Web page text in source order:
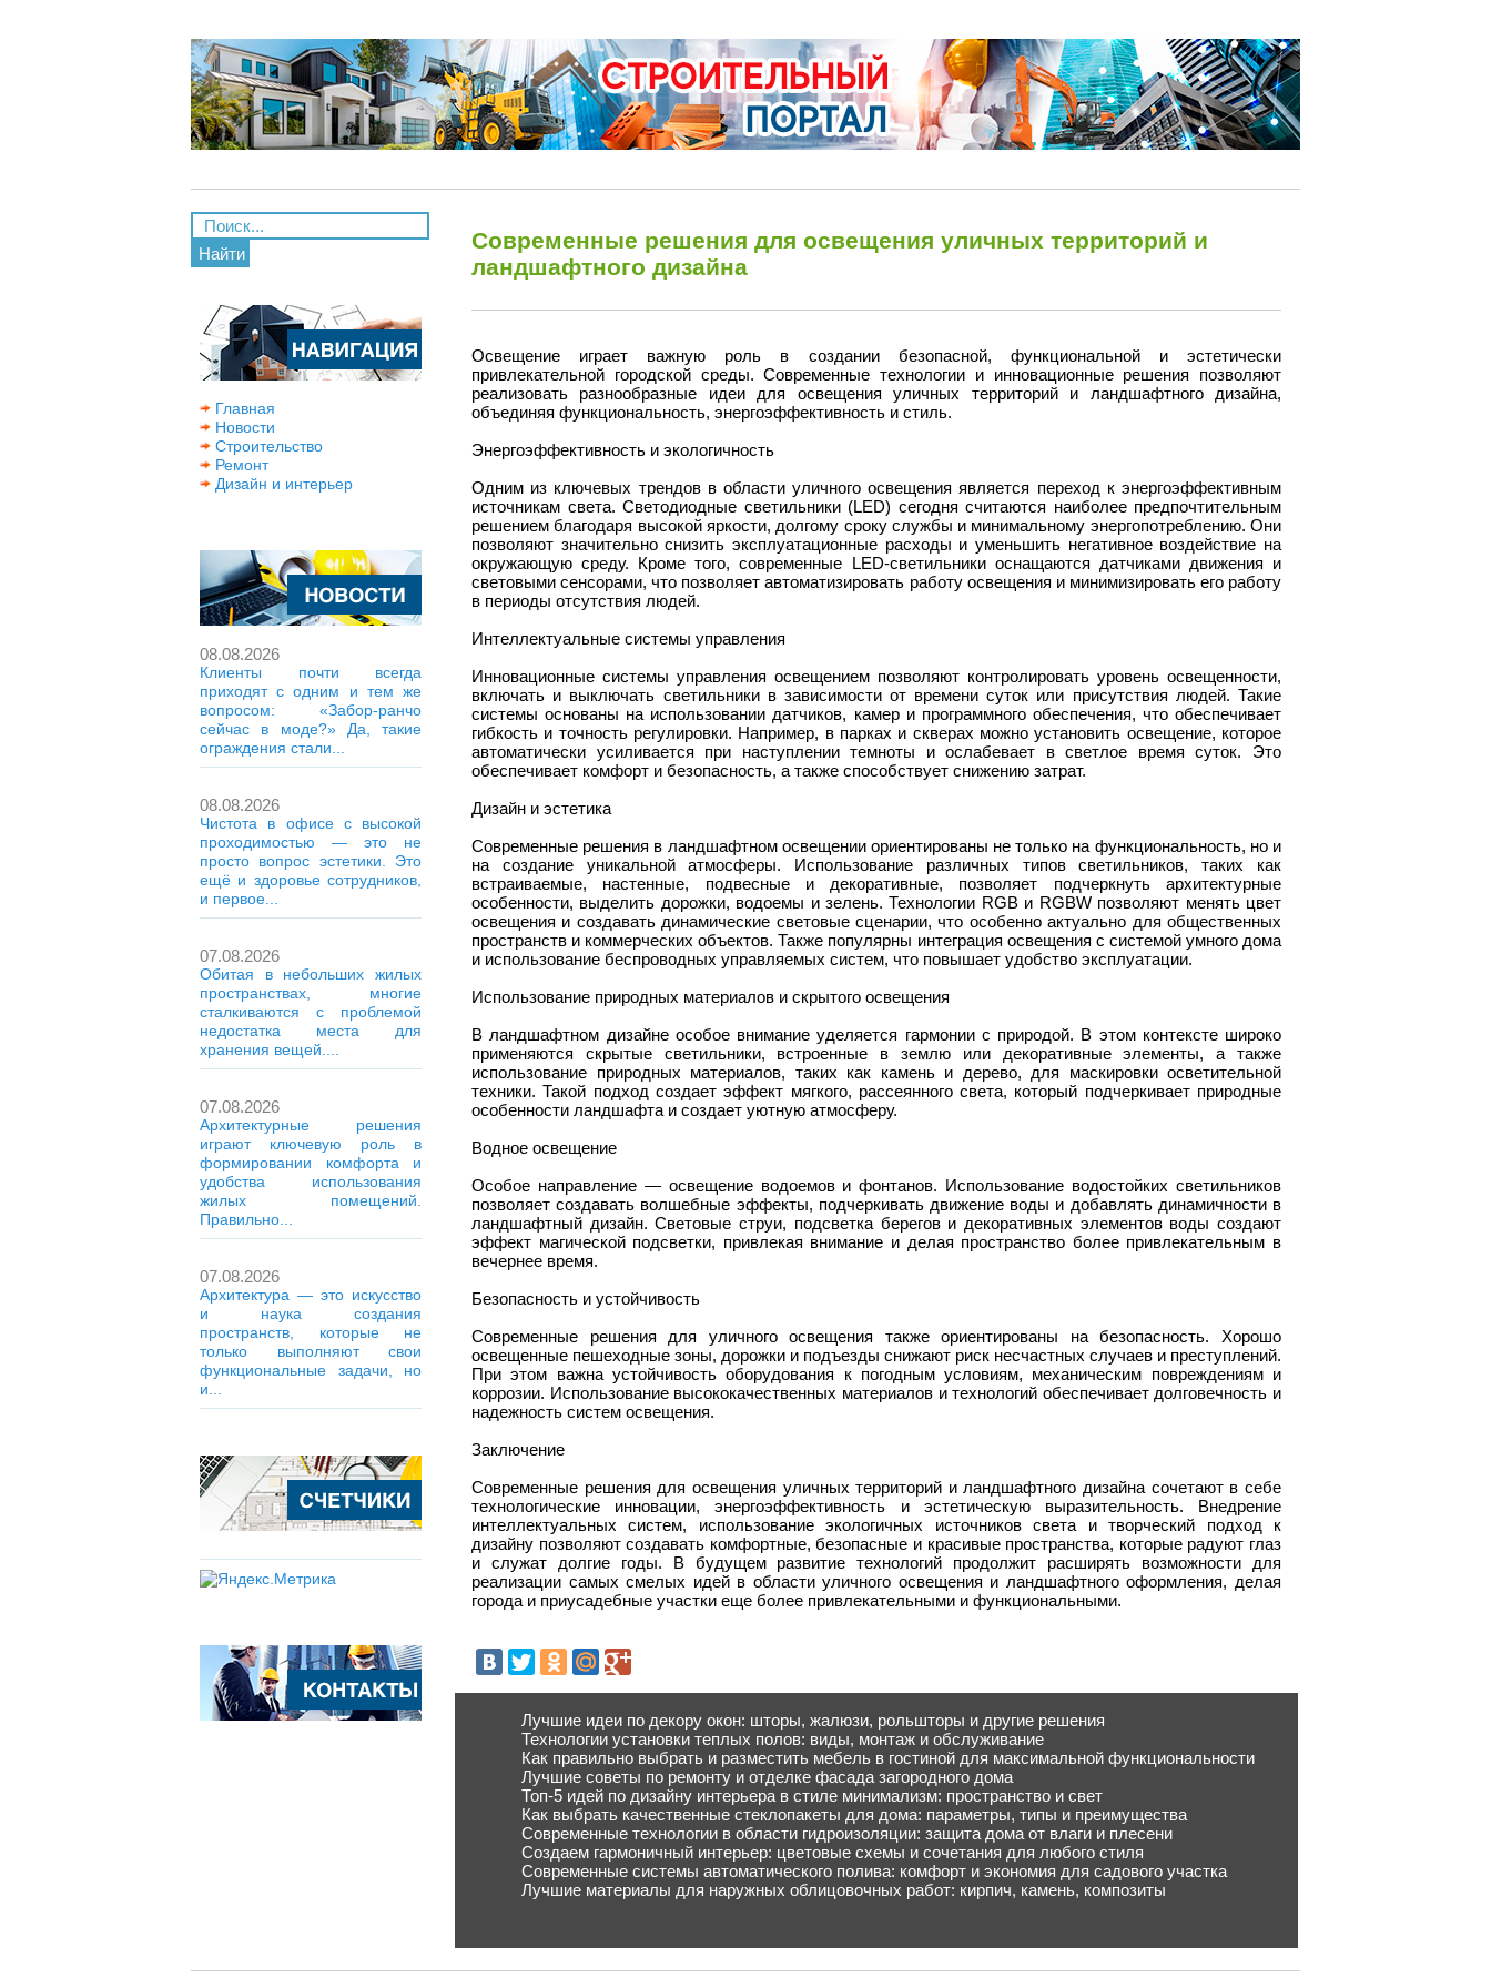
Найти
Главная
Новости
Строительство
Ремонт
Дизайн и интерьер
08.08.2026
Клиенты почти всегда
приходят с одним и тем же
вопросом: «Забор-ранчо
сейчас в моде?» Да, такие
ограждения стали...
08.08.2026
Чистота в офисе с высокой
проходимостью — это не
просто вопрос эстетики. Это
ещё и здоровье сотрудников,
и первое...
07.08.2026
Обитая в небольших жилых
пространствах, многие
сталкиваются с проблемой
недостатка места для
хранения вещей....
07.08.2026
Архитектурные решения
играют ключевую роль в
формировании комфорта и
удобства использования
жилых помещений.
Правильно...
07.08.2026
Архитектура — это искусство
и наука создания
пространств, которые не
только выполняют свои
функциональные задачи, но
и...
Современные решения для освещения уличных территорий и
ландшафтного дизайна
Освещение играет важную роль в создании безопасной, функциональной и эстетически
привлекательной городской среды. Современные технологии и инновационные решения позволяют
реализовать разнообразные идеи для освещения уличных территорий и ландшафтного дизайна,
объединяя функциональность, энергоэффективность и стиль.
Энергоэффективность и экологичность
Одним из ключевых трендов в области уличного освещения является переход к энергоэффективным
источникам света. Светодиодные светильники (LED) сегодня считаются наиболее предпочтительным
решением благодаря высокой яркости, долгому сроку службы и минимальному энергопотреблению. Они
позволяют значительно снизить эксплуатационные расходы и уменьшить негативное воздействие на
окружающую среду. Кроме того, современные LED-светильники оснащаются датчиками движения и
световыми сенсорами, что позволяет автоматизировать работу освещения и минимизировать его работу
в периоды отсутствия людей.
Интеллектуальные системы управления
Инновационные системы управления освещением позволяют контролировать уровень освещенности,
включать и выключать светильники в зависимости от времени суток или присутствия людей. Такие
системы основаны на использовании датчиков, камер и программного обеспечения, что обеспечивает
гибкость и точность регулировки. Например, в парках и скверах можно установить освещение, которое
автоматически усиливается при наступлении темноты и ослабевает в светлое время суток. Это
обеспечивает комфорт и безопасность, а также способствует снижению затрат.
Дизайн и эстетика
Современные решения в ландшафтном освещении ориентированы не только на функциональность, но и
на создание уникальной атмосферы. Использование различных типов светильников, таких как
встраиваемые, настенные, подвесные и декоративные, позволяет подчеркнуть архитектурные
особенности, выделить дорожки, водоемы и зелень. Технологии RGB и RGBW позволяют менять цвет
освещения и создавать динамические световые сценарии, что особенно актуально для общественных
пространств и коммерческих объектов. Также популярны интеграция освещения с системой умного дома
и использование беспроводных управляемых систем, что повышает удобство эксплуатации.
Использование природных материалов и скрытого освещения
В ландшафтном дизайне особое внимание уделяется гармонии с природой. В этом контексте широко
применяются скрытые светильники, встроенные в землю или декоративные элементы, а также
использование природных материалов, таких как камень и дерево, для маскировки осветительной
техники. Такой подход создает эффект мягкого, рассеянного света, который подчеркивает природные
особенности ландшафта и создает уютную атмосферу.
Водное освещение
Особое направление — освещение водоемов и фонтанов. Использование водостойких светильников
позволяет создавать волшебные эффекты, подчеркивать движение воды и добавлять динамичности в
ландшафтный дизайн. Световые струи, подсветка берегов и декоративных элементов воды создают
эффект магической подсветки, привлекая внимание и делая пространство более привлекательным в
вечернее время.
Безопасность и устойчивость
Современные решения для уличного освещения также ориентированы на безопасность. Хорошо
освещенные пешеходные зоны, дорожки и подъезды снижают риск несчастных случаев и преступлений.
При этом важна устойчивость оборудования к погодным условиям, механическим повреждениям и
коррозии. Использование высококачественных материалов и технологий обеспечивает долговечность и
надежность систем освещения.
Заключение
Современные решения для освещения уличных территорий и ландшафтного дизайна сочетают в себе
технологические инновации, энергоэффективность и эстетическую выразительность. Внедрение
интеллектуальных систем, использование экологичных источников света и творческий подход к
дизайну позволяют создавать комфортные, безопасные и красивые пространства, которые радуют глаз
и служат долгие годы. В будущем развитие технологий продолжит расширять возможности для
реализации самых смелых идей в области уличного освещения и ландшафтного оформления, делая
города и приусадебные участки еще более привлекательными и функциональными.
Лучшие идеи по декору окон: шторы, жалюзи, рольшторы и другие решения
Технологии установки теплых полов: виды, монтаж и обслуживание
Как правильно выбрать и разместить мебель в гостиной для максимальной функциональности
Лучшие советы по ремонту и отделке фасада загородного дома
Топ-5 идей по дизайну интерьера в стиле минимализм: пространство и свет
Как выбрать качественные стеклопакеты для дома: параметры, типы и преимущества
Современные технологии в области гидроизоляции: защита дома от влаги и плесени
Создаем гармоничный интерьер: цветовые схемы и сочетания для любого стиля
Современные системы автоматического полива: комфорт и экономия для садового участка
Лучшие материалы для наружных облицовочных работ: кирпич, камень, композиты